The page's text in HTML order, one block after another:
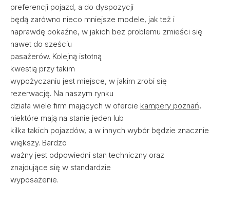
preferencji pojazd, a do dyspozycji
będą zarówno nieco mniejsze modele, jak też i
naprawdę pokaźne, w jakich bez problemu zmieści się
nawet do sześciu
pasażerów. Kolejną istotną
kwestią przy takim
wypożyczaniu jest miejsce, w jakim zrobi się
rezerwację. Na naszym rynku
działa wiele firm mających w ofercie kampery poznań,
niektóre mają na stanie jeden lub
kilka takich pojazdów, a w innych wybór będzie znacznie
większy. Bardzo
ważny jest odpowiedni stan techniczny oraz
znajdujące się w standardzie
wyposażenie.